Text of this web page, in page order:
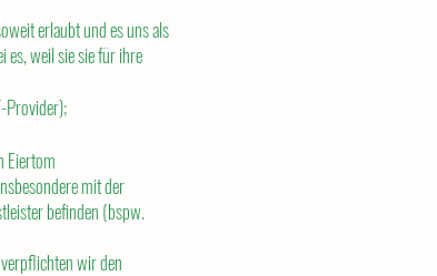
erlaubt und es uns als
es, weil sie sie für ihre
Provider);
Eiertom
mit der
befinden (bspw.
wir den